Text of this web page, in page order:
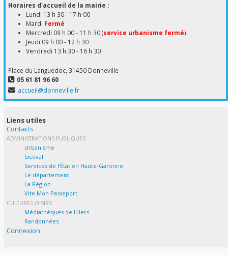
Horaires d'accueil de la mairie :
Lundi 13 h 30 - 17 h 00
Mardi Fermé
Mercredi 09 h 00 - 11 h 30 (service urbanisme fermé)
Jeudi 09 h 00 - 12 h 30
Vendredi 13 h 30 - 16 h 30
Place du Languedoc, 31450 Donneville
05 61 81 96 60
accueil@donneville.fr
Liens utiles
Contacts
ADMINISTRATIONS PUBLIQUES
Urbanisme
Sicoval
Services de l'État en Haute-Garonne
Le département
La Région
Vite Mon Passeport
CULTURE/LOISIRS
Médiathèques de l'Hers
Randonnées
Connexion